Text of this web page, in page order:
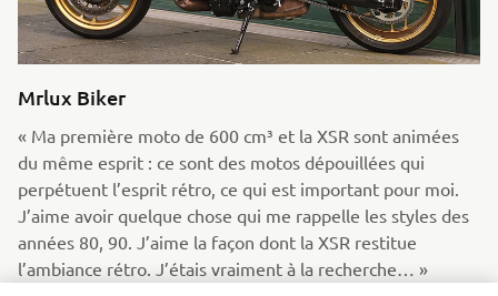
Mrlux Biker
« Ma première moto de 600 cm³ et la XSR sont animées
du même esprit : ce sont des motos dépouillées qui
perpétuent l’esprit rétro, ce qui est important pour moi.
J’aime avoir quelque chose qui me rappelle les styles des
années 80, 90. J’aime la façon dont la XSR restitue
l’ambiance rétro. J’étais vraiment à la recherche… »